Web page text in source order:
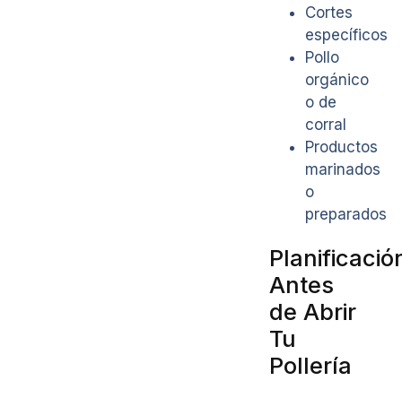
Cortes
específicos
Pollo
orgánico
o de
corral
Productos
marinados
o
preparados
Antes
de Abrir
Tu
Pollería